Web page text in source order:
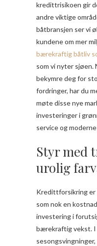
kredittrisikoen gir
andre viktige
båtbransjen ser vi
kundene om mer
bærekraftig båtliv
som vi nyter sjøen.
bekymre deg for
fordringer, har du
møte disse nye
investeringer i
service og
Styr med
urolig
Kredittforsikring er
som nok en
investering i
bærekraftig vekst. I